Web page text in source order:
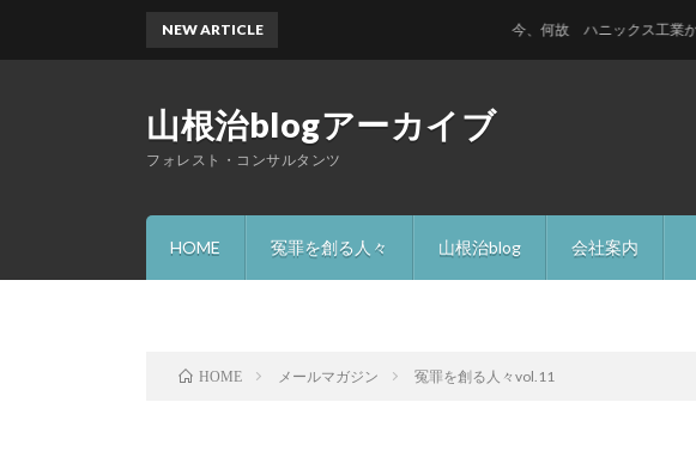
山根治blogアーカイブ
フォレスト・コンサルタンツ
HOME 冤罪を創る人々 山根治blog 会社案内
NEW ARTICLE 今、何故 ハニックス工業か？－②
HOME メールマガジン 冤罪を創る人々vol.11